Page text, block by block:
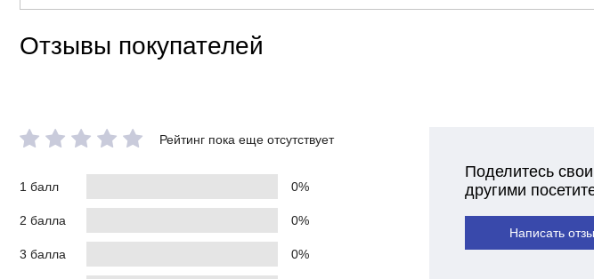
Отзывы покупателей
Рейтинг пока еще отсутствует
1 балл 0%
2 балла 0%
3 балла 0%
Поделитесь
другими
Написать